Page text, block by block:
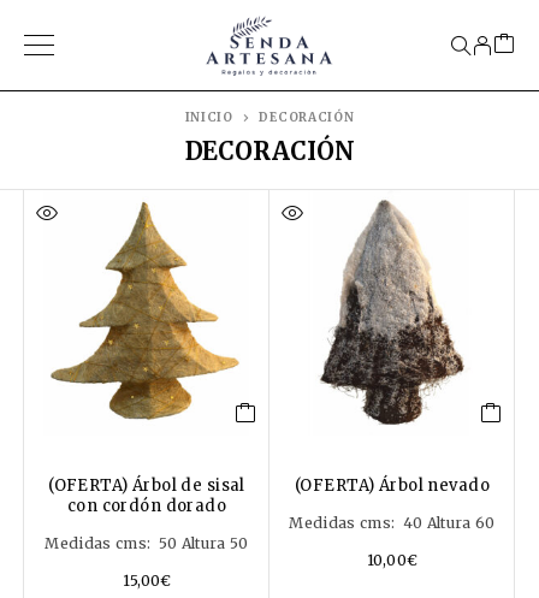
DECORACIÓN
INICIO DECORACIÓN
(OFERTA) Árbol de sisal
con cordón dorado
Medidas cms: 50 Altura 50
15,00€
(OFERTA) Árbol nevado
Medidas cms: 40 Altura 60
10,00€